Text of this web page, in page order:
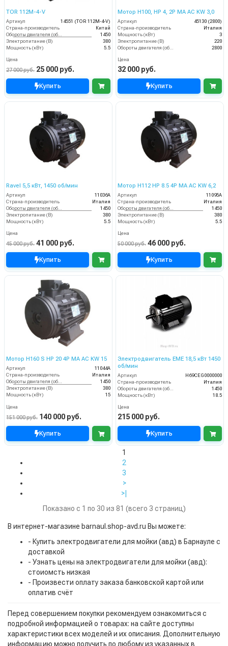
TOR 112M-4-V
Артикул
14551 (TOR 112M-4-V)
Страна-производитель
Китай
1450
Электропитание (В)
380
Мощность (кВт)
5.5
Цена
27 000 руб. 25 000 руб.
Купить
Мотор H100, HP 4, 2P MA AC KW 3,0
Артикул
45130 (2800)
Страна-производитель
Италия
Мощность (кВт)
3
Электропитание (В)
220
2800
Цена
32 000 руб.
Купить
Ravel 5,5 кВт, 1450 об/мин
Артикул
11036A
Страна-производитель
Италия
1450
Электропитание (В)
380
Мощность (кВт)
5.5
Цена
45 000 руб. 41 000 руб.
Купить
Мотор H112 HP 8.5 4P MA AC KW 6,2
Артикул
11095A
Страна-производитель
Италия
1450
Электропитание (В)
380
Мощность (кВт)
5.5
Цена
50 000 руб. 46 000 руб.
Купить
Мотор H160 S HP 20 4P MA AC KW 15
Артикул
11044A
Страна-производитель
Италия
Обороты двигателя (об/мин)
1450
Электропитание (В)
380
Мощность (кВт)
15
Цена
151 000 руб. 140 000 руб.
Купить
Электродвигатель EME 18,5 кВт 1450
об/мин
Артикул
H69CEG0000000
Страна-производитель
Италия
Обороты двигателя (об/мин)
1450
Мощность (кВт)
18.5
Цена
215 000 руб.
Купить
1
2
3
>
>|
Показано с 1 по 30 из 81 (всего 3 страниц)
В интернет-магазине barnaul.shop-avd.ru Вы можете:
- Купить электродвигатели для мойки (авд) в Барнауле с
доставкой
- Узнать цены на электродвигатели для мойки (авд):
стоиомсть низкая
- Произвести оплату заказа банковской картой или
оплатив счёт
Перед совершением покупки рекомендуем ознакомиться с
подробной информацией о товарах: на сайте доступны
характеристики всех моделей и их описания. Дополнительную
информацию можно получить по любому из указанных в